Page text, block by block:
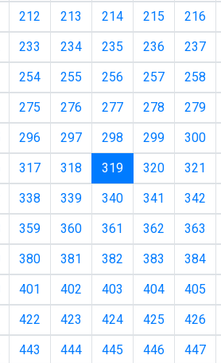
212 213 214 215 216
233 234 235 236 237
254 255 256 257 258
275 276 277 278 279
296 297 298 299 300
317 318 319(current)
320 321
338 339 340 341 342
359 360 361 362 363
380 381 382 383 384
401 402 403 404 405
422 423 424 425 426
443 444 445 446 447